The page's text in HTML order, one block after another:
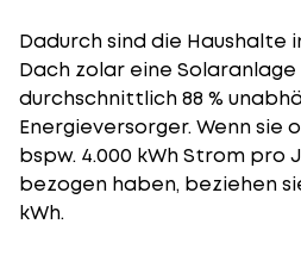
Dadurch sind die Haushalte
Dach zolar eine
durchschnittlich 88 %
Energieversorger. Wenn sie
bspw. 4.000 kWh Strom pro
bezogen haben, beziehen
kWh.